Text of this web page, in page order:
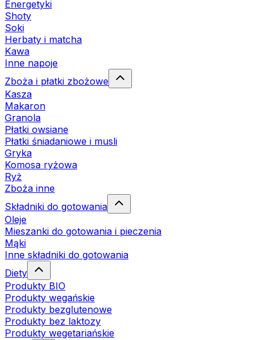
Energetyki
Shoty
Soki
Herbaty i matcha
Kawa
Inne napoje
Zboża i płatki zbożowe
Kasza
Makaron
Granola
Płatki owsiane
Płatki śniadaniowe i musli
Gryka
Komosa ryżowa
Ryż
Zboża inne
Składniki do gotowania
Oleje
Mieszanki do gotowania i pieczenia
Mąki
Inne składniki do gotowania
Diety
Produkty BIO
Produkty wegańskie
Produkty bezglutenowe
Produkty bez laktozy
Produkty wegetariańskie